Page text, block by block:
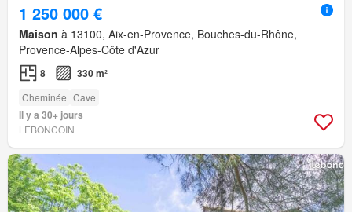
1 250 000 €
Maison à 13100, Aix-en-Provence, Bouches-du-Rhône,
Provence-Alpes-Côte d'Azur
8 330 m²
Cheminée Cave
Il y a 30+ jours
LEBONCOIN